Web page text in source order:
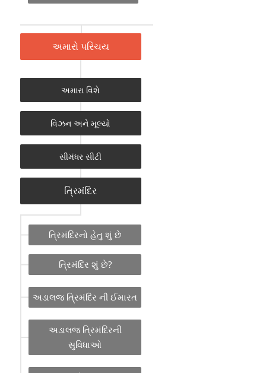
અમારો પરિચય
અમારા વિશે
વિઝન અને મૂલ્યો
સીમંધર સીટી
ત્રિમંદિર
ત્રિમંદિરનો હેતુ શું છે
ત્રિમંદિર શું છે?
અડાલજ ત્રિમંદિર ની ઈમારત
અડાલજ ત્રિમંદિરની
સુવિધાઓ